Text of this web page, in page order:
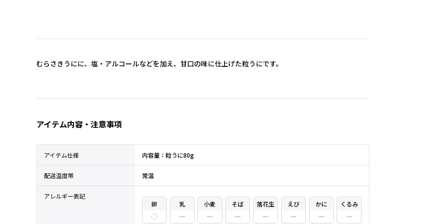
むらさきうにに、塩・アルコールなどを加え、甘口の味に仕上げた粒うにです。
アイテム内容・注意事項
アイテム仕様 内容量：粒うに80g
配送温度帯 常温
アレルギー表記
卵
乳 小麦 そば 落花生 えび かに くるみ